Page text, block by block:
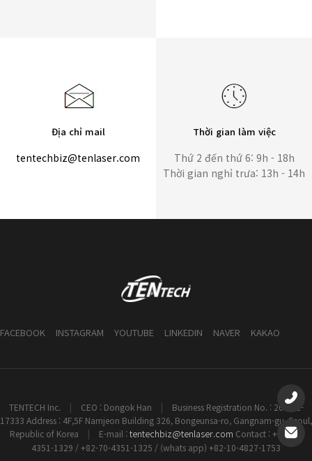
Địa chỉ mail
tentechbiz@tenlaser.com
Thời gian làm việc
Thứ 2 đến thứ 6: 9h - 18h
Thời gian nghỉ trưa: 13h - 14h
FACEBOOK INSTAGRAM YOUTUBE LINKEDIN NAVER KAKAO
TENTECH Inc. | CEO : Dongok Han |
Business Registration No. : 261-81-
17333 Address : 4F,5F Namjeon Building 326, Bongeunsa-ro, Gangnam-gu, Seoul,
Republic of Korea
| E-mail :tentechbiz@tenlaser.com Contact : +82-70-
4351-1329 / +82-70-4351-1325 / (whats app) +82-10-4827-1753